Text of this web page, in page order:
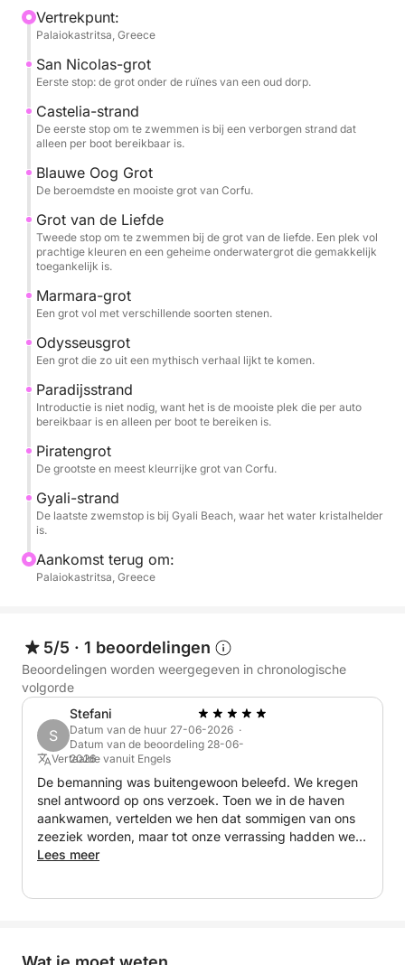
ontspanning en onvergetelijke momenten op de
Ionische Zee.
Vertrekpunt:
Palaiokastritsa, Greece
San Nicolas-grot
Eerste stop: de grot onder de ruïnes van een oud dorp.
Castelia-strand
De eerste stop om te zwemmen is bij een verborgen strand dat
alleen per boot bereikbaar is.
Blauwe Oog Grot
De beroemdste en mooiste grot van Corfu.
Grot van de Liefde
Tweede stop om te zwemmen bij de grot van de liefde. Een plek vol
prachtige kleuren en een geheime onderwatergrot die gemakkelijk
toegankelijk is.
Marmara-grot
Een grot vol met verschillende soorten stenen.
Odysseusgrot
Een grot die zo uit een mythisch verhaal lijkt te komen.
Paradijsstrand
Introductie is niet nodig, want het is de mooiste plek die per auto
bereikbaar is en alleen per boot te bereiken is.
Piratengrot
De grootste en meest kleurrijke grot van Corfu.
Gyali-strand
De laatste zwemstop is bij Gyali Beach, waar het water kristalhelder
is.
Aankomst terug om:
Palaiokastritsa, Greece
5/5 · 1 beoordelingen
Beoordelingen worden weergegeven in chronologische
volgorde
S
Stefani
Datum van de huur 27-06-2026 ·
Datum van de beoordeling 28-06-
2026
Vertaalde vanuit Engels
De bemanning was buitengewoon beleefd. We kregen
snel antwoord op ons verzoek. Toen we in de haven
aankwamen, vertelden we hen dat sommigen van ons
zeeziek worden, maar tot onze verrassing hadden we
deze keer geen klachten. Dat bewijst alleen maar hoe
Lees meer